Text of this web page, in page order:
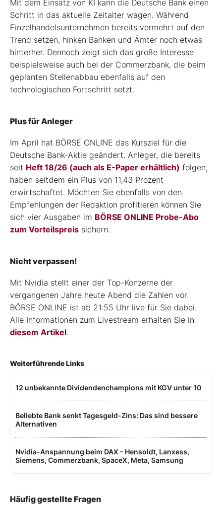
Mit dem Einsatz von KI kann die Deutsche Bank einen
Schritt in das aktuelle Zeitalter wagen. Während
Einzelhandelsunternehmen bereits vermehrt auf den
Trend setzen, hinken Banken und Ämter noch etwas
hinterher. Dennoch zeigt sich das große Interesse
beispielsweise auch bei der Commerzbank, die beim
geplanten Stellenabbau ebenfalls auf den
technologischen Fortschritt setzt.
Plus für Anleger
Im April hat BÖRSE ONLINE das Kursziel für die
Deutsche Bank-Aktie geändert. Anleger, die bereits
seit Heft 18/26 (auch als E-Paper erhältlich) folgen,
haben seitdem ein Plus von 11,43 Prozent
erwirtschaftet. Möchten Sie ebenfalls von den
Empfehlungen der Redaktion profitieren können Sie
sich vier Ausgaben im BÖRSE ONLINE Probe-Abo
zum Vorteilspreis sichern.
Nicht verpassen!
Mit Nvidia stellt einer der Top-Konzerne der
vergangenen Jahre heute Abend die Zahlen vor.
BÖRSE ONLINE ist ab 21:55 Uhr live für Sie dabei.
Alle Informationen zum Livestream erhalten Sie in
diesem Artikel.
Weiterführende Links
12 unbekannte Dividendenchampions mit KGV unter 10
Beliebte Bank senkt Tagesgeld-Zins: Das sind bessere
Alternativen
Nvidia-Anspannung beim DAX - Hensoldt, Lanxess,
Siemens, Commerzbank, SpaceX, Meta, Samsung
Häufig gestellte Fragen